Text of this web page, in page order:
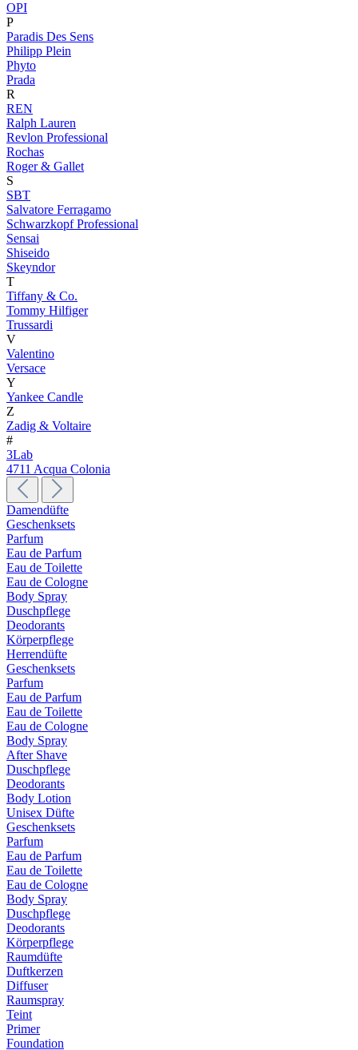
OPI
P
Paradis Des Sens
Philipp Plein
Phyto
Prada
R
REN
Ralph Lauren
Revlon Professional
Rochas
Roger & Gallet
S
SBT
Salvatore Ferragamo
Schwarzkopf Professional
Sensai
Shiseido
Skeyndor
T
Tiffany & Co.
Tommy Hilfiger
Trussardi
V
Valentino
Versace
Y
Yankee Candle
Z
Zadig & Voltaire
#
3Lab
4711 Acqua Colonia
Damendüfte
Geschenksets
Parfum
Eau de Parfum
Eau de Toilette
Eau de Cologne
Body Spray
Duschpflege
Deodorants
Körperpflege
Herrendüfte
Geschenksets
Parfum
Eau de Parfum
Eau de Toilette
Eau de Cologne
Body Spray
After Shave
Duschpflege
Deodorants
Body Lotion
Unisex Düfte
Geschenksets
Parfum
Eau de Parfum
Eau de Toilette
Eau de Cologne
Body Spray
Duschpflege
Deodorants
Körperpflege
Raumdüfte
Duftkerzen
Diffuser
Raumspray
Teint
Primer
Foundation